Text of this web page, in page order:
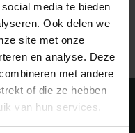
media te bieden
Ook delen we
site met onze
en analyse. Deze
met andere
of die ze hebben
van hun services.
vanaf €50,-
AANMELDEN